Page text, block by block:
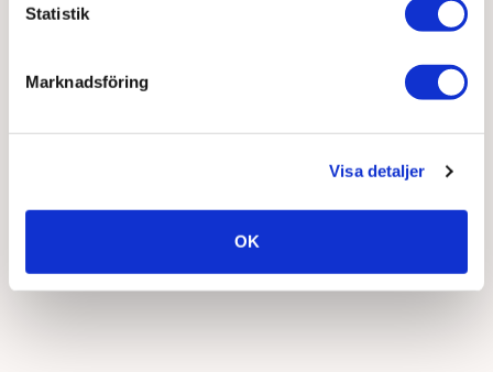
Statistik
Marknadsföring
Visa detaljer
OK